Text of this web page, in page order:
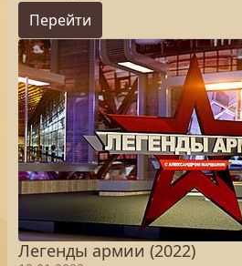
Перейти
Легенды армии (2022)